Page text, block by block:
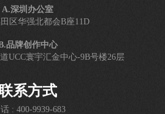
A.深圳办公室
区华强北都会B座11D
品牌创作中心
UCC寰宇汇金中心-9B号楼26层
系方式
: 400-9939-683